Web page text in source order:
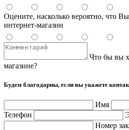
Оцените, насколько вероятно, что
интернет-магазин
Что бы вы
магазине?
Будем благодарны, если вы укажете
Имя
Телефон
Номер